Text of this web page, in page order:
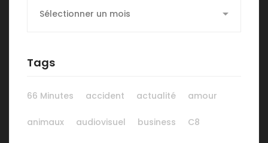
Tags
66 Minutes accident actualité amour
animaux audiovisuel business C8